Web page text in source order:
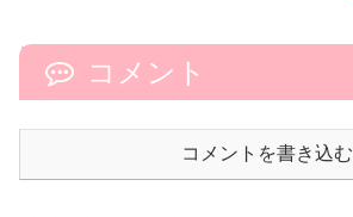
コメント
コメントを書き込む